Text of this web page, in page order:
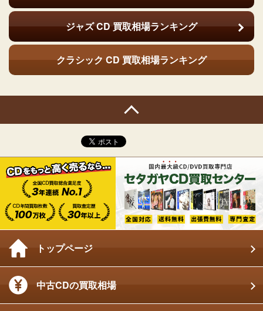
ジャズ CD買取相場ランキング
クラシック CD 買取相場ランキング
トップページ
中古CDの買取相場